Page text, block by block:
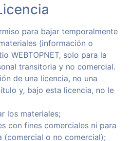
para bajar temporalmente
(información o
WEBTOPNET, solo para la
transitoria y no comercial.
de una licencia, no una
y, bajo esta licencia, no le
los materiales;
con fines comerciales ni para
(comercial o no comercial);